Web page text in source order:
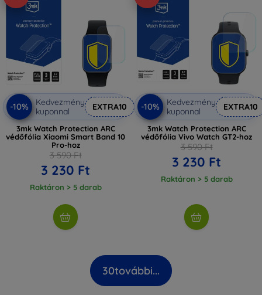
-10%
Kedvezmény
kuponnal
EXTRA10
3mk Watch Protection ARC
védőfólia Xiaomi Smart Band 10
Pro-hoz
3 590 Ft
3 230 Ft
Raktáron > 5 darab
-10%
Kedvezmény
kuponnal
EXTRA10
3mk Watch Protection ARC
védőfólia Vivo Watch GT2-hoz
3 590 Ft
3 230 Ft
Raktáron > 5 darab
30további...